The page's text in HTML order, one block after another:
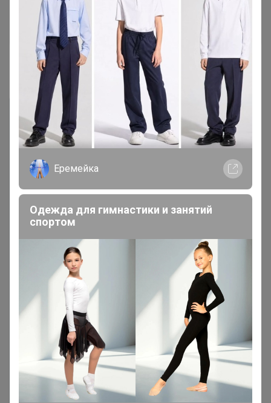
Артемида
Бронзовый организатор
10 сентября, 2021 19:09
Еремейка
Одежда для гимнастики и занятий
спортом